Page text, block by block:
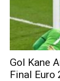
Gol Kane
Final Euro